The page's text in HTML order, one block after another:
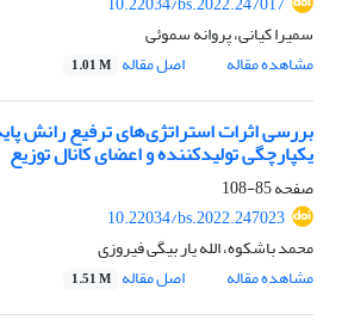
سمیرا کیانی، پروانه سموئی
مشاهده مقاله
اصل مقاله 1.01 M
بررسی اثرات استراتژی‌های ترفیع رانش
یکپارچگی تولیدکننده و اعضای کانال توزیع
صفحه85-108
10.22034/bs.2022.247023
محمد باشکوه، الله یار بیگی فیروزی
مشاهده مقاله
اصل مقاله 1.51 M